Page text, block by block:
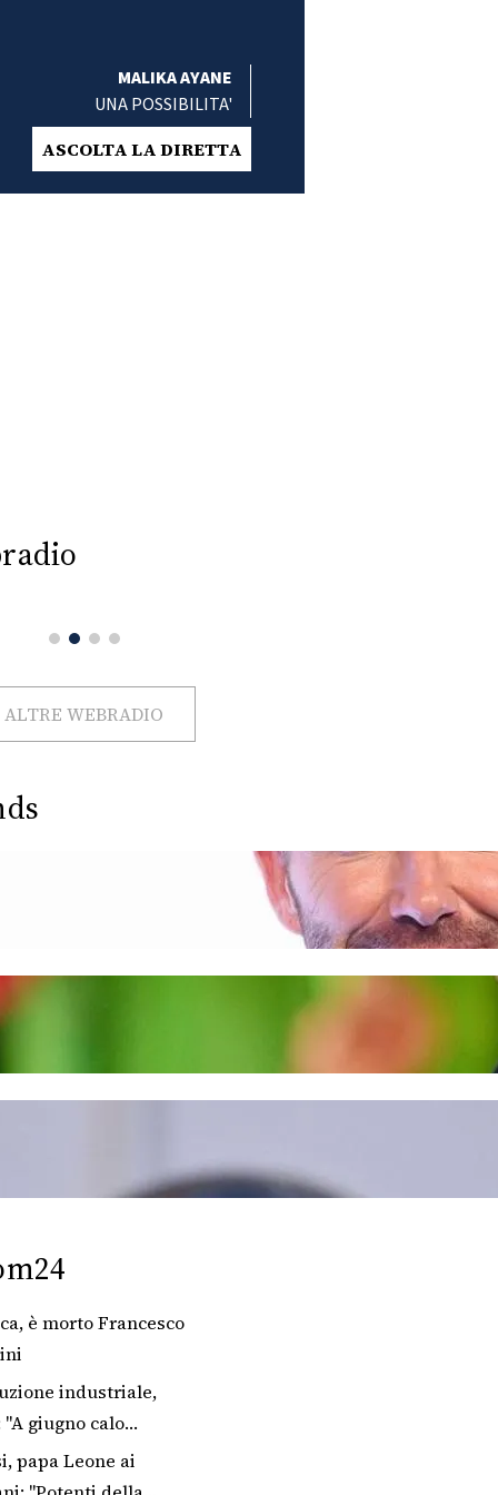
MALIKA AYANE
UNA POSSIBILITA'
ASCOLTA LA DIRETTA
ALTRE WEBRADIO
è morto Francesco
industriale,
giugno calo
papa Leone ai